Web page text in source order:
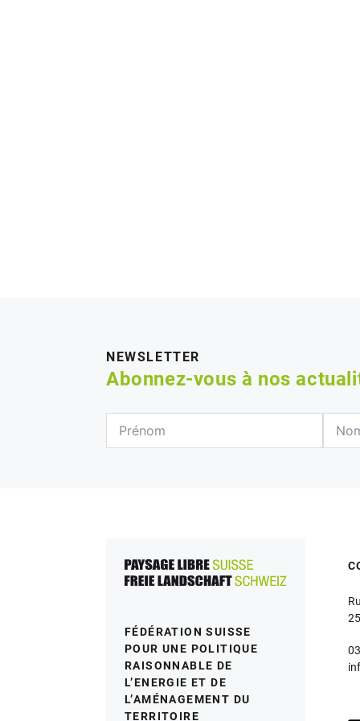
NEWSLETTER
Abonnez-vous à nos
FÉDÉRATION SUISSE
POUR UNE POLITIQUE
RAISONNABLE DE
L’ENERGIE ET DE
L’AMÉNAGEMENT DU
TERRITOIRE